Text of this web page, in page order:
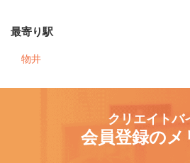
最寄り駅
物井
クリエイトバ
会員登録のメ